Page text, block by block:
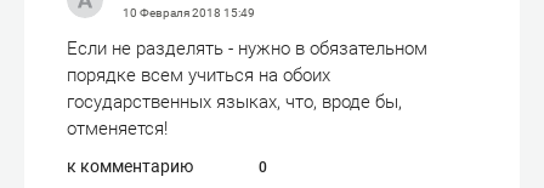
10 Февраля 2018 15:49
Если не разделять - нужно в обязательном
порядке всем учиться на обоих
государственных языках, что, вроде бы,
отменяется!
к комментарию 0